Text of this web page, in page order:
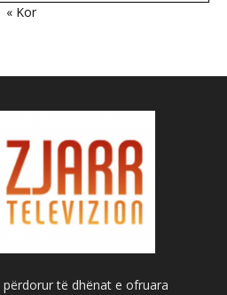
« Kor
të dhënat e ofruara